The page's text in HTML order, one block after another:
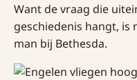
Want de vraag die
geschiedenis hangt, is
man bij Bethesda.